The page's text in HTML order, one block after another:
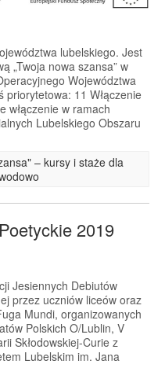
lubelskiego. Jest
„Twoja nowa szansa” w
Województwa
11 Włączenie
włączenie w ramach
Lubelskiego Obszaru
– kursy i staże dla
2019
Jesiennych Debiutów
przez uczniów liceów oraz
Mundi, organizowanych
Polskich O/Lublin, V
Skłodowskiej-Curie z
Lubelskim im. Jana